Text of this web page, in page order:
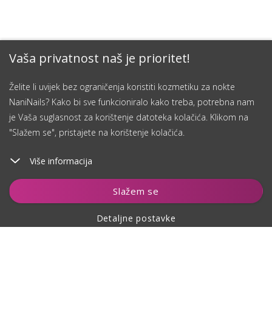
Vaša privatnost naš je prioritet!
Želite li uvijek bez ograničenja koristiti kozmetiku za nokte
NaniNails? Kako bi sve funkcioniralo kako treba, potrebna nam
je Vaša suglasnost za korištenje datoteka kolačića. Klikom na
"Slažem se", pristajete na korištenje kolačića.
Više informacija
Slažem se
Detaljne postavke
Dodaj u košaricu